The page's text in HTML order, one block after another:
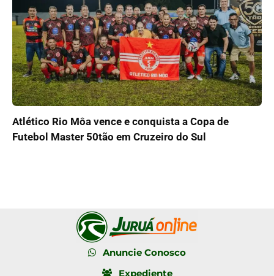
Atlético Rio Môa vence e conquista a Copa de
Futebol Master 50tão em Cruzeiro do Sul
Anuncie Conosco
Expediente